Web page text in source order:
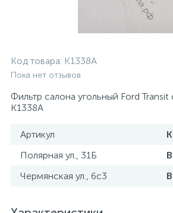
Код товара: K1338A
Пока нет отзывов
Фильтр салона угольный Ford
K1338A
Артикул
Полярная ул., 31Б
Чермянская ул., 6с3